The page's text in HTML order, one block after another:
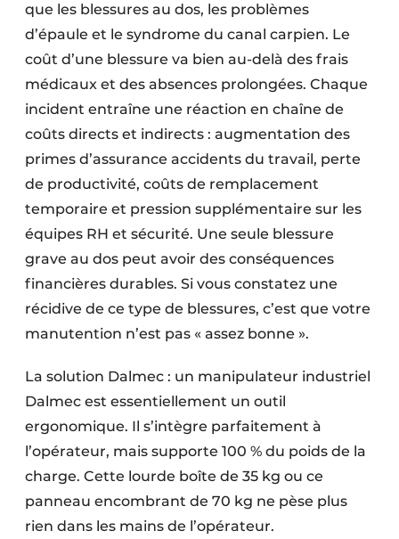
que les blessures au dos, les problèmes
d’épaule et le syndrome du canal carpien. Le
coût d’une blessure va bien au-delà des frais
médicaux et des absences prolongées. Chaque
incident entraîne une réaction en chaîne de
coûts directs et indirects : augmentation des
primes d’assurance accidents du travail, perte
de productivité, coûts de remplacement
temporaire et pression supplémentaire sur les
équipes RH et sécurité. Une seule blessure
grave au dos peut avoir des conséquences
financières durables. Si vous constatez une
récidive de ce type de blessures, c’est que votre
manutention n’est pas « assez bonne ».
La solution Dalmec : un manipulateur industriel
Dalmec est essentiellement un outil
ergonomique. Il s’intègre parfaitement à
l’opérateur, mais supporte 100 % du poids de la
charge. Cette lourde boîte de 35 kg ou ce
panneau encombrant de 70 kg ne pèse plus
rien dans les mains de l’opérateur.